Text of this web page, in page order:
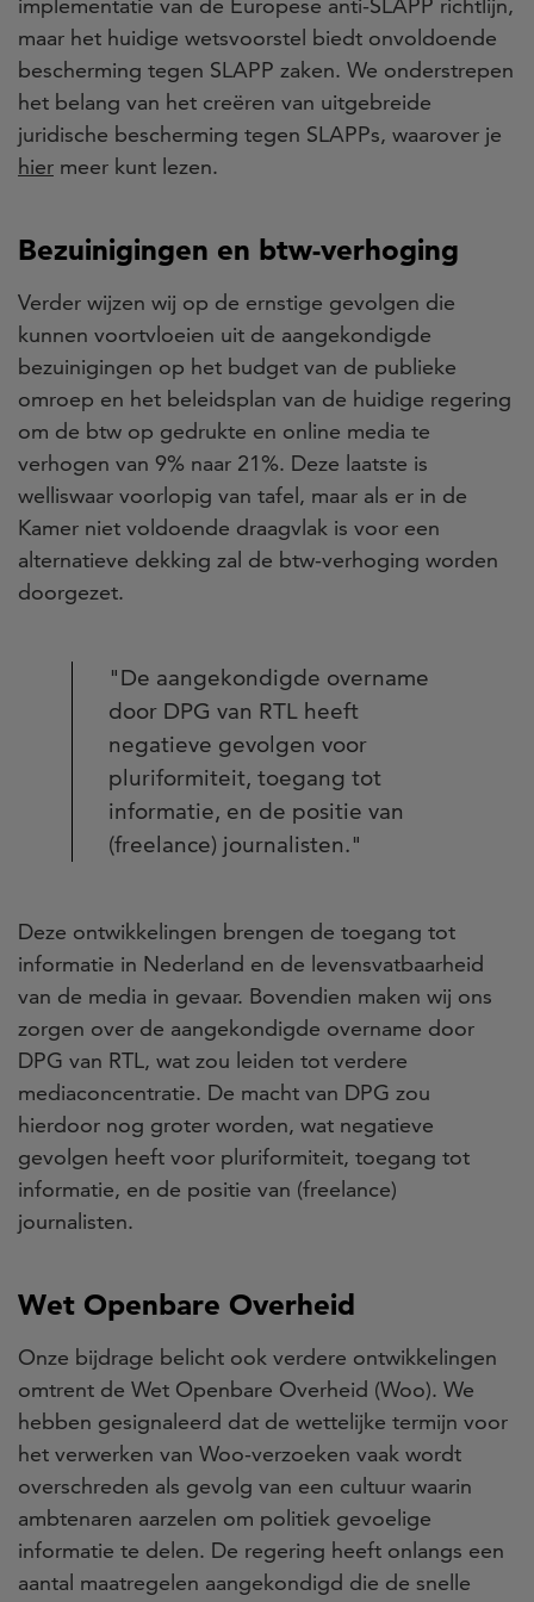
maar het huidige wetsvoorstel biedt onvoldoende
bescherming tegen SLAPP zaken. We onderstrepen
het belang van het creëren van uitgebreide
juridische bescherming tegen SLAPPs, waarover je
hier meer kunt lezen.
Bezuinigingen en btw-verhoging
Verder wijzen wij op de ernstige gevolgen die
kunnen voortvloeien uit de aangekondigde
bezuinigingen op het budget van de publieke
omroep en het beleidsplan van de huidige regering
om de btw op gedrukte en online media te
verhogen van 9% naar 21%. Deze laatste is
welliswaar voorlopig van tafel, maar als er in de
Kamer niet voldoende draagvlak is voor een
alternatieve dekking zal de btw-verhoging worden
doorgezet.
"De aangekondigde overname
door DPG van RTL heeft
negatieve gevolgen voor
pluriformiteit, toegang tot
informatie, en de positie van
(freelance) journalisten."
Deze ontwikkelingen brengen de toegang tot
informatie in Nederland en de levensvatbaarheid
van de media in gevaar. Bovendien maken wij ons
zorgen over de aangekondigde overname door
DPG van RTL, wat zou leiden tot verdere
mediaconcentratie. De macht van DPG zou
hierdoor nog groter worden, wat negatieve
gevolgen heeft voor pluriformiteit, toegang tot
informatie, en de positie van (freelance)
journalisten.
Wet Openbare Overheid
Onze bijdrage belicht ook verdere ontwikkelingen
omtrent de Wet Openbare Overheid (Woo). We
hebben gesignaleerd dat de wettelijke termijn voor
het verwerken van Woo-verzoeken vaak wordt
overschreden als gevolg van een cultuur waarin
ambtenaren aarzelen om politiek gevoelige
informatie te delen. De regering heeft onlangs een
aantal maatregelen aangekondigd die de snelle